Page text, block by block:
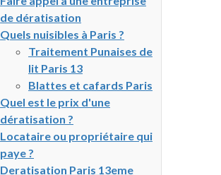
de dératisation
Quels nuisibles à Paris ?
Traitement Punaises de
lit Paris 13
Blattes et cafards Paris
Quel est le prix d'une
dératisation ?
Locataire ou propriétaire qui
paye ?
Deratisation Paris 13eme